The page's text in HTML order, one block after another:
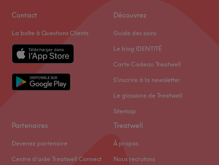
Contact
La boîte à Questions Clients
Découvrez
Guide des soins
Le blog IDENTITÉ
Carte Cadeau Treatwell
S'inscrire à la newsletter
Le glossaire de Treatwell
Sitemap
Partenaires
Devenez partenaire
Centre d'aide Treatwell Connect
Treatwell
À propos
Nous recrutons